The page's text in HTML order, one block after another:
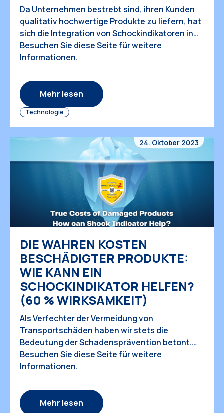
Da Unternehmen bestrebt sind, ihren Kunden
qualitativ hochwertige Produkte zu liefern, hat
sich die Integration von Schockindikatoren in
Verpackungen als beliebte und effektive
Lösung etabliert. Wir haben die spezifischen
Transportschäden auf ein Unternehmen
erörtert, darunter zusätzliche Kosten,
Preiserhöhungen, Auswirkungen auf die
Nachhaltigkeit, Imageschäden, rechtliche
Probleme und Umsatzeinbußen.
Besuchen Sie diese Seite für weitere
Informationen.
Mehr lesen
Technologie
24. Oktober 2023
DIE WAHREN KOSTEN
BESCHÄDIGTER PRODUKTE:
WIE KANN EIN
SCHOCKINDIKATOR HELFEN?
(60 % WIRKSAMKEIT)
Als Verfechter der Vermeidung von
Transportschäden haben wir stets die
Bedeutung der Schadensprävention betont.
Doch welche Auswirkungen haben
Produktschäden auf unser Geschäft? Und wie
Warum ist ein nützliches Werkzeug zur
Schadensreduzierung für unser Unternehmen
Besuchen Sie diese Seite für weitere
Informationen.
Mehr lesen